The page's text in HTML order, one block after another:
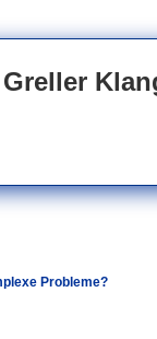
Greller
Probleme?